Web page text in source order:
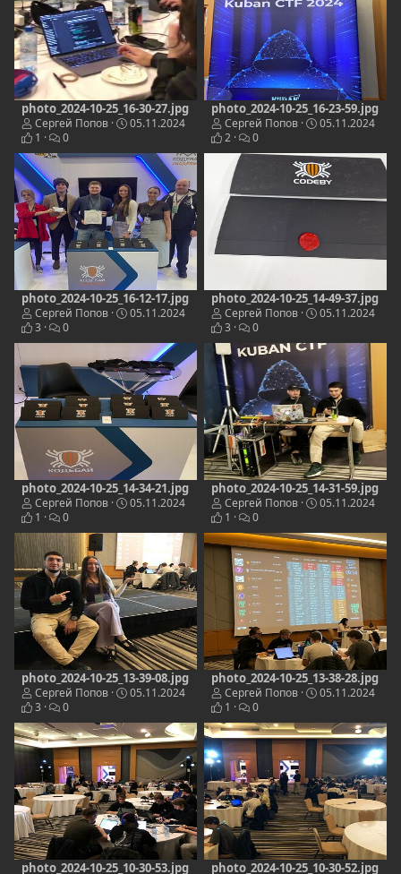
photo_2024-10-25_16-30-27.jpg
Сергей Попов
05.11.2024
1
0
photo_2024-10-25_16-23-59.jpg
Сергей Попов
05.11.2024
2
0
photo_2024-10-25_16-12-17.jpg
Сергей Попов
05.11.2024
3
0
photo_2024-10-25_14-49-37.jpg
Сергей Попов
05.11.2024
3
0
photo_2024-10-25_14-34-21.jpg
Сергей Попов
05.11.2024
1
0
photo_2024-10-25_14-31-59.jpg
Сергей Попов
05.11.2024
1
0
photo_2024-10-25_13-39-08.jpg
Сергей Попов
05.11.2024
3
0
photo_2024-10-25_13-38-28.jpg
Сергей Попов
05.11.2024
1
0
photo_2024-10-25_10-30-53.jpg photo_2024-10-25_10-30-52.jpg